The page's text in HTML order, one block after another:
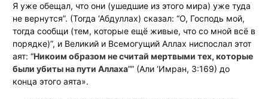
Я уже обещал, что они (ушедшие из этого мира) уже туда
не вернутся”. (Тогда ‘Абдуллах) сказал: “О, Господь мой,
тогда сообщи (тем, которые ещё живые, что со мной всё в
порядке)”, и Великий и Всемогущий Аллах ниспослал этот
аят: “Никоим образом не считай мертвыми тех, которые
были убиты на пути Аллаха”” (Али ‘Имран, 3:169) до
конца этого аята».